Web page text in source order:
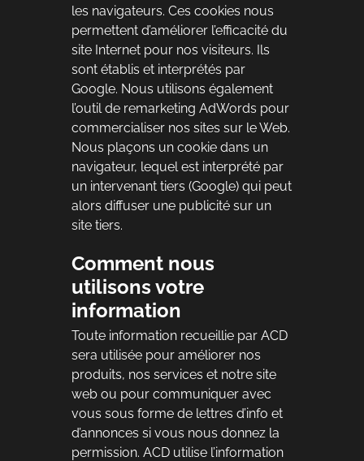
les navigateurs. Ces cookies nous
permettent d’améliorer l’efficacité du
site Internet pour nos visiteurs. Ils
sont établis et interprétés par
Google. Nous utilisons également
l’outil de remarketing AdWords pour
commercialiser nos sites sur le Web.
Nous plaçons un cookie dans un
navigateur, lequel est interprété par
un intervenant tiers (Google) qui peut
alors diffuser une publicité sur un
site tiers.
Comment nous
utilisons votre
information
Toute information recueillie par ACD
sera utilisée pour améliorer nos
produits, nos services et notre site
web ou pour communiquer avec
vous sous forme de lettres d’info et
d’annonces si vous nous donnez la
permission. ACD utilise l’information